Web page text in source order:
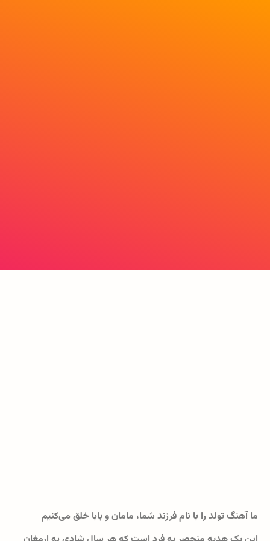
ما آهنگ تولد را با نام فرزند شما، مامان و بابا خلق می‌کنیم